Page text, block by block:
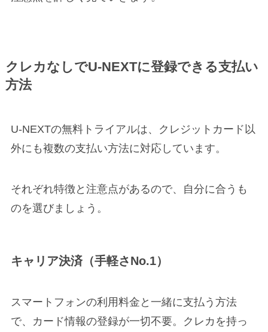
クレカなしでU-NEXTに登録できる支払い
方法
U-NEXTの無料トライアルは、クレジットカード以
外にも複数の支払い方法に対応しています。
それぞれ特徴と注意点があるので、自分に合うも
のを選びましょう。
キャリア決済（手軽さNo.1）
スマートフォンの利用料金と一緒に支払う方法
で、カード情報の登録が一切不要。クレカを持っ